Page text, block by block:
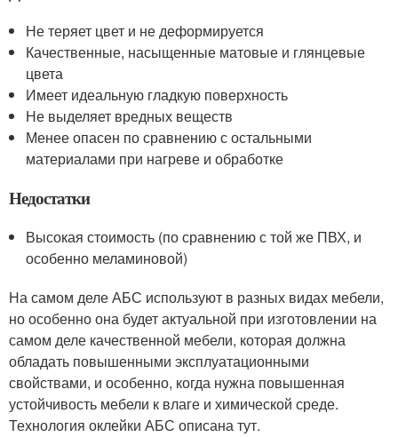
Не теряет цвет и не деформируется
Качественные, насыщенные матовые и глянцевые
цвета
Имеет идеальную гладкую поверхность
Не выделяет вредных веществ
Менее опасен по сравнению с остальными
материалами при нагреве и обработке
Недостатки
Высокая стоимость (по сравнению с той же ПВХ, и
особенно меламиновой)
На самом деле АБС используют в разных видах мебели,
но особенно она будет актуальной при изготовлении на
самом деле качественной мебели, которая должна
обладать повышенными эксплуатационными
свойствами, и особенно, когда нужна повышенная
устойчивость мебели к влаге и химической среде.
Технология оклейки АБС описана тут.